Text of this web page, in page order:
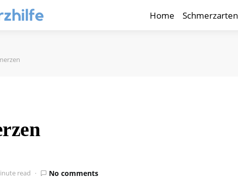
Home Schmerzarten
read No comments